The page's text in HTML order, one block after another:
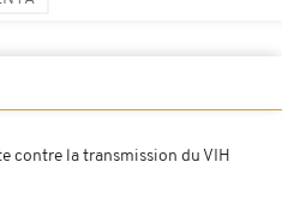
contre la transmission du VIH